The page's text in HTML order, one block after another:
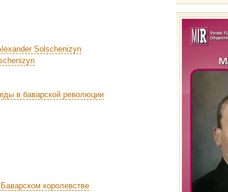
Solschenizyn
в баварской революции
королевстве